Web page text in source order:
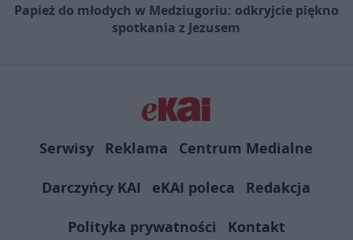
Papież do młodych w Medziugoriu: odkryjcie piękno
spotkania z Jezusem
Serwisy Reklama
Centrum Medialne
Darczyńcy KAI
eKAI poleca
Redakcja
Polityka prywatności
Kontakt